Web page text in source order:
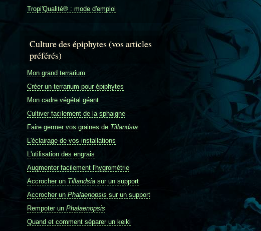
Tropi'Qualité® : mode d'emploi
Culture des épiphytes (vos articles
préférés)
Mon grand terrarium
Créer un terrarium pour épiphytes
Mon cadre végétal géant
Cultiver facilement de la sphaigne
Faire germer vos graines de Tillandsia
L'éclairage de vos installations
L'utilisation des engrais
Augmenter facilement l'hygrométrie
Accrocher un Tillandsia sur un support
Accrocher un Phalaenopsis sur un support
Rempoter un Phalaenopsis
Quand et comment séparer un keiki